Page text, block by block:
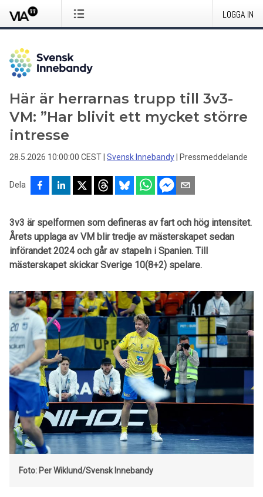
LOGGA IN
Här är herrarnas trupp till 3v3-
VM: ”Har blivit ett mycket större
intresse
28.5.2026 10:00:00 CEST Svensk Innebandy Pressmeddelande
Dela
3v3 är spelformen som defineras av fart och hög intensitet.
Årets upplaga av VM blir tredje av mästerskapet sedan
införandet 2024 och går av stapeln i Spanien. Till
mästerskapet skickar Sverige 10(8+2) spelare.
Foto: Per Wiklund/Svensk Innebandy